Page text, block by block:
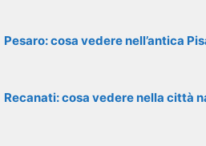
Pesaro: cosa vedere nell’antica
Recanati: cosa vedere nella città